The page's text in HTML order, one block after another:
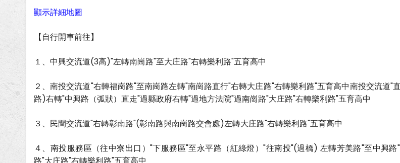
顯示詳細地圖
【自行開車前往】
１、中興交流道(3高)"左轉南崗路"至大庄路"右轉樂利路"五育高中
２、南投交流道"右轉福崗路"至南崗路左轉"南崗路直行"右轉大庄路"右轉樂利路"五育高中南投交流道"
路)右轉"中興路（弧狀）直走"過縣政府右轉"過地方法院"過南崗路"大庄路"右轉樂利路"五育高中
３、民間交流道"右轉彰南路"(彰南路與南崗路交會處)左轉大庄路"右轉樂利路"五育高中
４、南投服務區（往中寮出口）"下服務區"至永平路（紅綠燈）"往南投"(過橋) 左轉芳美路"至中興
路"大庄路"右轉樂利路"五育高中